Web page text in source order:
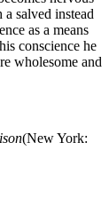
salved instead
as a means
conscience he
wholesome and
(New York: